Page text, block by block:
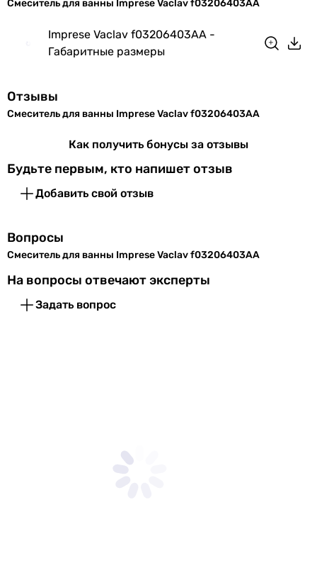
Смеситель для ванны Imprese Vaclav f03206403AA
Imprese Vaclav f03206403AA -
Габаритные размеры
Отзывы
Смеситель для ванны Imprese Vaclav f03206403AA
Как получить бонусы за отзывы
Будьте первым, кто напишет отзыв
Добавить свой отзыв
Вопросы
Смеситель для ванны Imprese Vaclav f03206403AA
На вопросы отвечают эксперты
Задать вопрос